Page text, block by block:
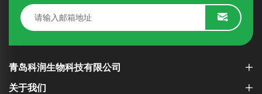
青岛科润生物科技有限公司
关于我们